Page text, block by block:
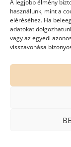
A legjobb élmény
használunk, mint a
eléréséhez. Ha
adatokat
vagy az egyedi
visszavonása
10403428-
Adatkezelés
NAIH-82806/
+36 52 535 712